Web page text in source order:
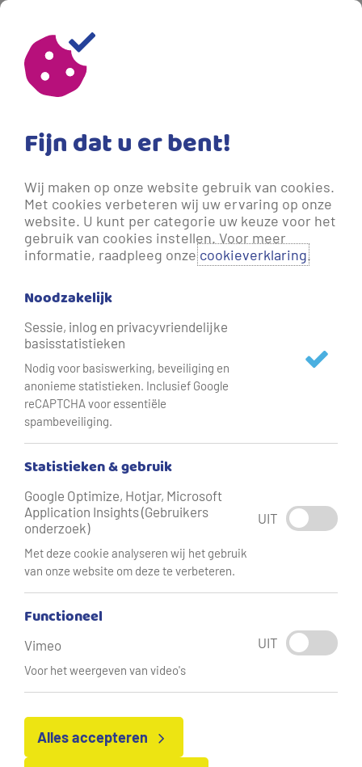
Water besparen
Wijs met drinkwater in en om het
huis
Alle waterbespaartips
Fijn dat u er bent!
Wij maken op onze website gebruik van cookies.
Met cookies verbeteren wij uw ervaring op onze
website. U kunt per categorie uw keuze voor het
gebruik van cookies instellen. Voor meer
informatie, raadpleeg onzecookieverklaring.
Noodzakelijk
Sessie, inlog en privacyvriendelijke
basisstatistieken
Nodig voor basiswerking, beveiliging en
anonieme statistieken. Inclusief Google
reCAPTCHA voor essentiële
spambeveiliging.
Statistieken & gebruik
Google Optimize, Hotjar, Microsoft
Application Insights (Gebruikers
onderzoek)
Met deze cookie analyseren wij het gebruik
van onze website om deze te verbeteren.
UIT
Functioneel
Vimeo
Voor het weergeven van video's
UIT
Alles accepteren
Prominente
ingangen
Verhuizen en opzeggen